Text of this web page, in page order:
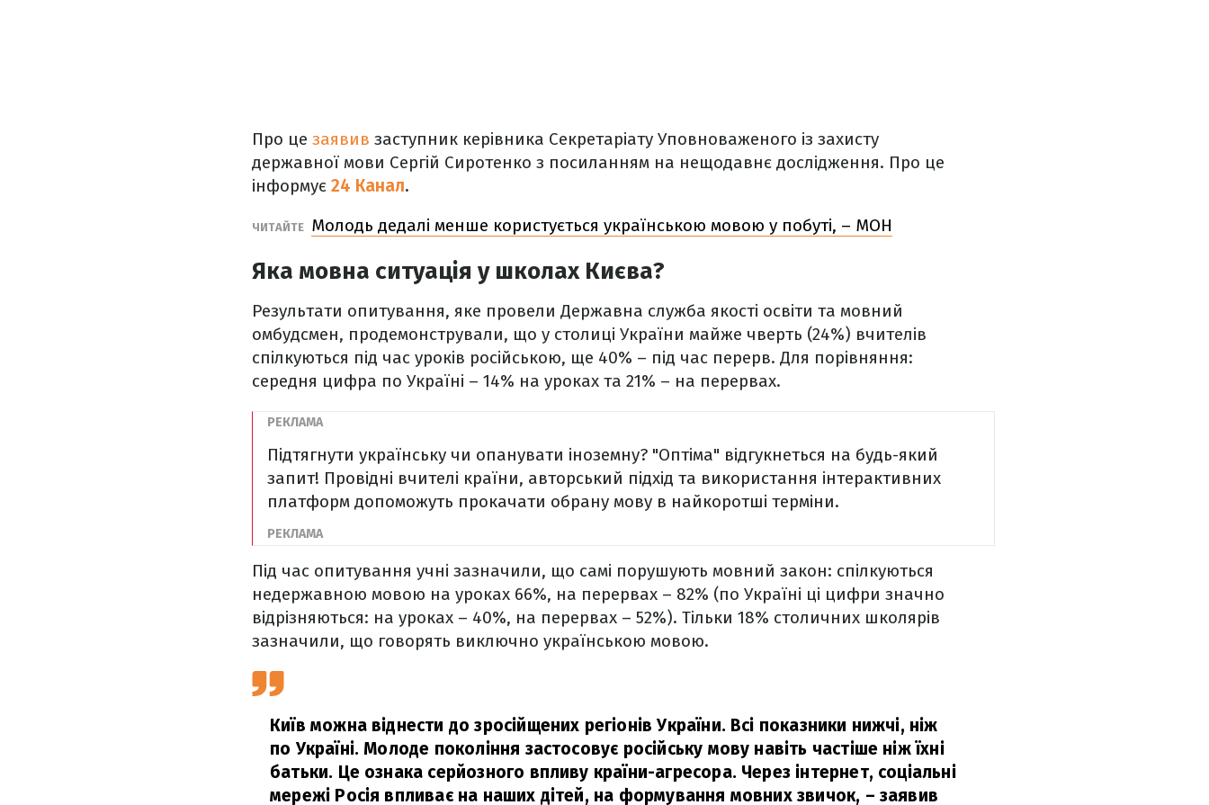
Про це заявив заступник керівника Секретаріату Уповноваженого із захисту
державної мови Сергій Сиротенко з посиланням на нещодавнє дослідження. Про це
інформує 24 Канал.
ЧИТАЙТЕ Молодь дедалі менше користується українською мовою у побуті, – МОН
Яка мовна ситуація у школах Києва?
Результати опитування, яке провели Державна служба якості освіти та мовний
омбудсмен, продемонстрували, що у столиці України майже чверть (24%) вчителів
спілкуються під час уроків російською, ще 40% – під час перерв. Для порівняння:
середня цифра по Україні – 14% на уроках та 21% – на перервах.
Підтягнути українську чи опанувати іноземну? "Оптіма" відгукнеться на будь-який
запит! Провідні вчителі країни, авторський підхід та використання інтерактивних
платформ допоможуть прокачати обрану мову в найкоротші терміни.
Під час опитування учні зазначили, що самі порушують мовний закон: спілкуються
недержавною мовою на уроках 66%, на перервах – 82% (по Україні ці цифри значно
відрізняються: на уроках – 40%, на перервах – 52%). Тільки 18% столичних школярів
зазначили, що говорять виключно українською мовою.
Київ можна віднести до зросійщених регіонів України. Всі показники нижчі, ніж
по Україні. Молоде покоління застосовує російську мову навіть частіше ніж їхні
батьки. Це ознака серйозного впливу країни-агресора. Через інтернет, соціальні
мережі Росія впливає на наших дітей, на формування мовних звичок, – заявив